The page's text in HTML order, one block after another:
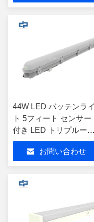
18W 表面実装 堅牢な
44W LED バッテンライ
ト 5フィート センサー
付き LED トリプルーフ
ライト 120度 IK08
お問い合わせ